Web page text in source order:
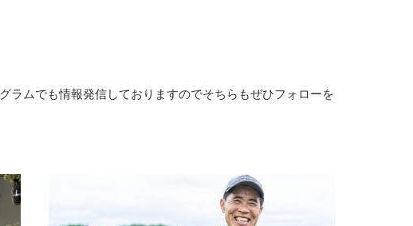
ラムでも情報発信しておりますのでそちらもぜひフォローを